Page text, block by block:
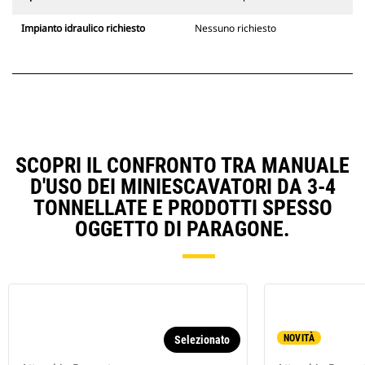
Impianto idraulico richiesto Nessuno richiesto
SCOPRI IL CONFRONTO TRA MANUALE
D'USO DEI MINIESCAVATORI DA 3-4
TONNELLATE E PRODOTTI SPESSO
OGGETTO DI PARAGONE.
Selezionato NOVITÀ